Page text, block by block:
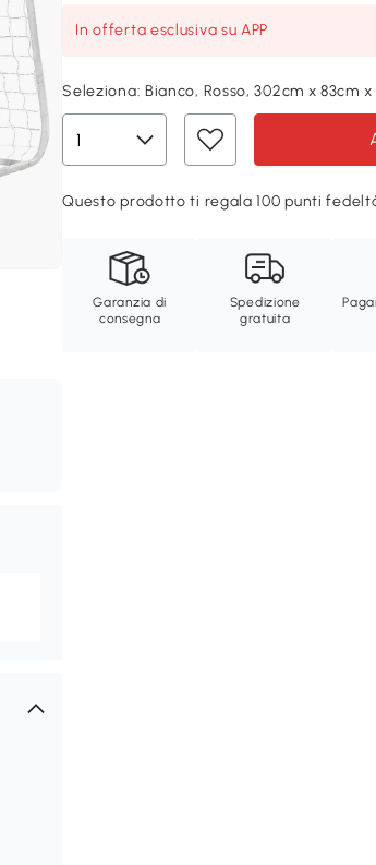
In offerta esclusiva su APP
Seleziona: Bianco, Rosso, 302cm x 83cm x
Questo prodotto ti regala 100 punti
Garanzia di
consegna
Spedizione
gratuita